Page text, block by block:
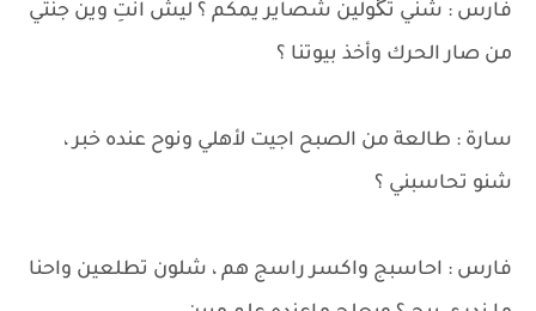
فارس : شني تگولين شصاير يمكم ؟ ليش انتِ وين جنتي
من صار الحرك وأخذ بيوتنا ؟
سارة : طالعة من الصبح اجيت لأهلي ونوح عنده خبر ،
شنو تحاسبني ؟
فارس : احاسبج واكسر راسج هم ، شلون تطلعين واحنا